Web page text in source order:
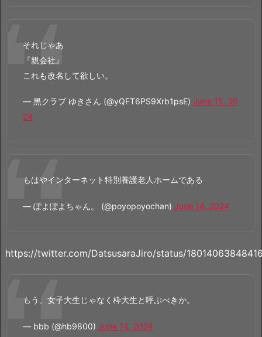
それじゃあ
『親会社』
これも改名して欲しい。
— 黒クラブ ゆきさん (@yQFT6PS9Xrb1psE) June 15, 20
24
もはやインターネット特別養護老人ホームである
— ぽよぽよちゃん。 (@poyopoyochan) June 14, 2024
https://twitter.com/DatsusaraJiro/status/
もう、女子大生じゃなく枠大生と呼ぶべきか。
— bbb (@hb9800) June 14, 2024